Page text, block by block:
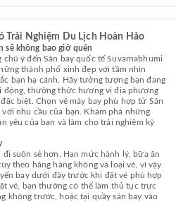
Trải Nghiệm Du Lịch Hoàn Hảo
sẽ không bao giờ quên
ý đến Sân bay quốc tế Suvarnabhumi
thành phố xinh đẹp với tầm nhìn
bạn hạ cánh. Hãy tưởng tượng bạn đang
động, thưởng thức hương vị địa phương
biệt. Chọn vé máy bay phù hợp từ Sân
nhu cầu của bạn. Khám phá những
yêu của bạn và làm cho trải nghiệm kỳ
suôn sẻ hơn. Hạn mức hành lý, bữa ăn
theo hãng hàng không và loại vé, vì vậy
bay dưới đây trước khi đặt vé phù hợp
vé, bạn thường có thể làm thủ tục trực
không trước, hoặc tại quầy sân bay vào